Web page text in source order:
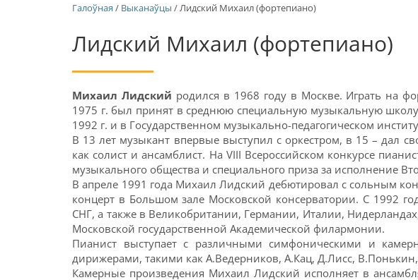
Галоўная / Выканаўцы / Лидский Михаил (фортепиано)
Лидский Михаил (фортепиано)
Михаил Лидский родился в 1968 году в Москве. Играть на
1975 г. был принят в среднюю специальную музыкальную
1992 г. и в Государственном музыкально-педагогическом
В 13 лет музыкант впервые выступил с оркестром, в 15 – дал
как солист и ансамблист. На VIII Всероссийском конкурсе
музыкального общества и специального приза за исполнение
В апреле 1991 года Михаил Лидский дебютировал с сольным
концерт в Большом зале Московской консерватории. С 1992
СНГ, а также в Великобритании, Германии, Италии,
Московской государственной Академической филармонии.
Пианист выступает с различными симфоническими и
дирижерами, такими как А.Ведерников, А.Кац, Д.Лисс,
Камерные произведения Михаил Лидский исполняет в